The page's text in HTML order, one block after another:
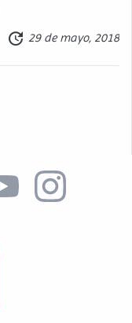
 29 de mayo, 2018